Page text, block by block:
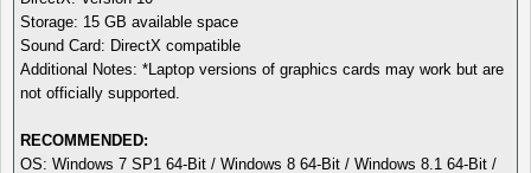
Storage: 15 GB available space
Sound Card: DirectX compatible
Additional Notes: *Laptop versions of graphics cards may work but are
not officially supported.
RECOMMENDED:
OS: Windows 7 SP1 64-Bit / Windows 8 64-Bit / Windows 8.1 64-Bit /